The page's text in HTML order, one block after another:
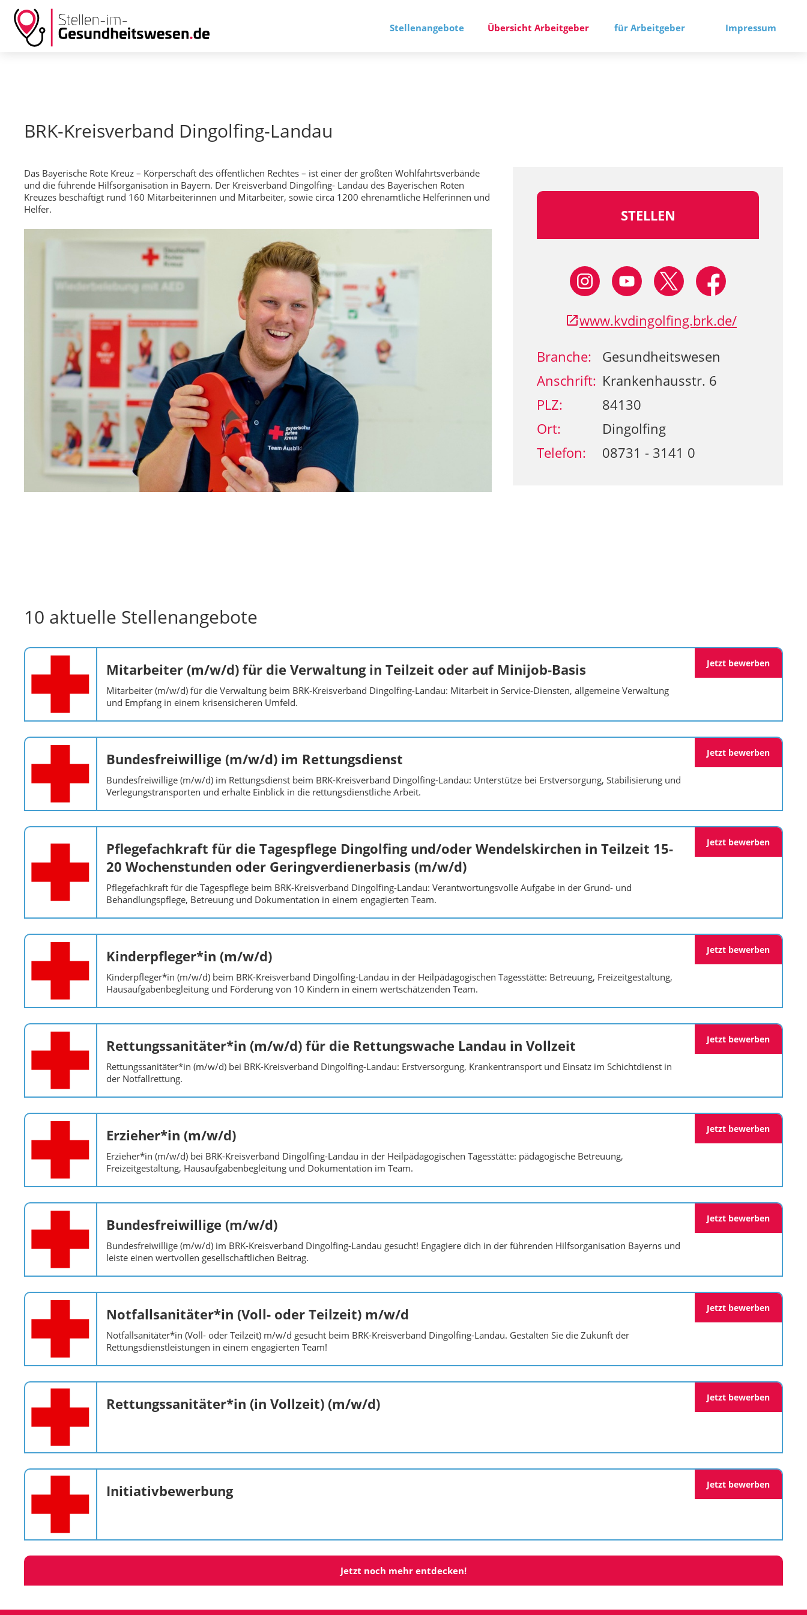
Stellenangebote Übersicht Arbeitgeber für Arbeitgeber Impressum
BRK-Kreisverband Dingolfing-Landau
Das Bayerische Rote Kreuz – Körperschaft des öffentlichen Rechtes – ist einer der größten Wohlfahrtsverbände
und die führende Hilfsorganisation in Bayern. Der Kreisverband Dingolfing- Landau des Bayerischen Roten
Kreuzes beschäftigt rund 160 Mitarbeiterinnen und Mitarbeiter, sowie circa 1200 ehrenamtliche Helferinnen und
Helfer.
STELLEN
www.kvdingolfing.brk.de/
Branche:
Gesundheitswesen
Anschrift: Krankenhausstr. 6
PLZ:
84130
Ort:
Dingolfing
Telefon:
08731 - 3141 0
10 aktuelle Stellenangebote
Mitarbeiter (m/w/d) für die Verwaltung in Teilzeit oder auf Minijob-Basis
Mitarbeiter (m/w/d) für die Verwaltung beim BRK-Kreisverband Dingolfing-Landau: Mitarbeit in Service-Diensten, allgemeine Verwaltung
und Empfang in einem krisensicheren Umfeld.
Jetzt bewerben
Bundesfreiwillige (m/w/d) im Rettungsdienst
Bundesfreiwillige (m/w/d) im Rettungsdienst beim BRK-Kreisverband Dingolfing-Landau: Unterstütze bei Erstversorgung, Stabilisierung und
Verlegungstransporten und erhalte Einblick in die rettungsdienstliche Arbeit.
Jetzt bewerben
Pflegefachkraft für die Tagespflege Dingolfing und/oder Wendelskirchen in Teilzeit 15-
20 Wochenstunden oder Geringverdienerbasis (m/w/d)
Pflegefachkraft für die Tagespflege beim BRK-Kreisverband Dingolfing-Landau: Verantwortungsvolle Aufgabe in der Grund- und
Behandlungspflege, Betreuung und Dokumentation in einem engagierten Team.
Jetzt bewerben
Kinderpfleger*in (m/w/d)
Kinderpfleger*in (m/w/d) beim BRK-Kreisverband Dingolfing-Landau in der Heilpädagogischen Tagesstätte: Betreuung, Freizeitgestaltung,
Hausaufgabenbegleitung und Förderung von 10 Kindern in einem wertschätzenden Team.
Jetzt bewerben
Rettungssanitäter*in (m/w/d) für die Rettungswache Landau in Vollzeit
Rettungssanitäter*in (m/w/d) bei BRK-Kreisverband Dingolfing-Landau: Erstversorgung, Krankentransport und Einsatz im Schichtdienst in
der Notfallrettung.
Jetzt bewerben
Erzieher*in (m/w/d)
Erzieher*in (m/w/d) bei BRK-Kreisverband Dingolfing-Landau in der Heilpädagogischen Tagesstätte: pädagogische Betreuung,
Freizeitgestaltung, Hausaufgabenbegleitung und Dokumentation im Team.
Jetzt bewerben
Bundesfreiwillige (m/w/d)
Bundesfreiwillige (m/w/d) im BRK-Kreisverband Dingolfing-Landau gesucht! Engagiere dich in der führenden Hilfsorganisation Bayerns und
leiste einen wertvollen gesellschaftlichen Beitrag.
Jetzt bewerben
Notfallsanitäter*in (Voll- oder Teilzeit) m/w/d
Notfallsanitäter*in (Voll- oder Teilzeit) m/w/d gesucht beim BRK-Kreisverband Dingolfing-Landau. Gestalten Sie die Zukunft der
Rettungsdienstleistungen in einem engagierten Team!
Jetzt bewerben
Rettungssanitäter*in (in Vollzeit) (m/w/d) Jetzt bewerben
Initiativbewerbung Jetzt bewerben
Jetzt noch mehr entdecken!